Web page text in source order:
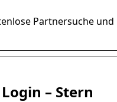
Partnersuche und
– Stern